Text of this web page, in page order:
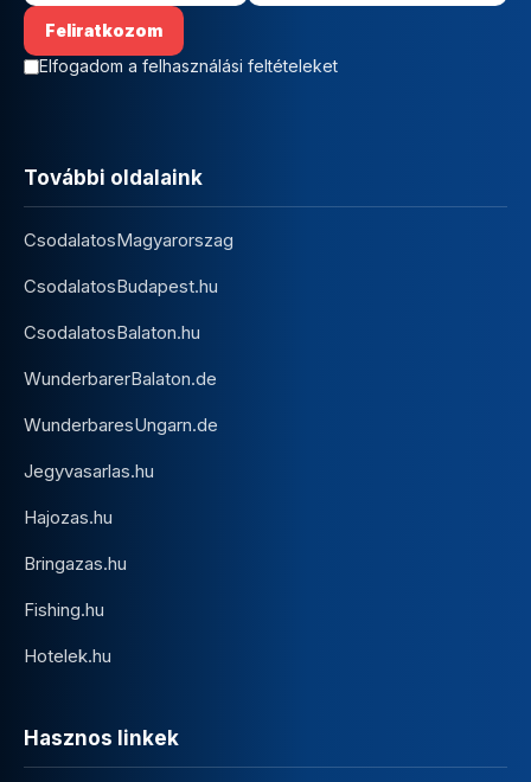
Elfogadom a felhasználási feltételeket
További oldalaink
CsodalatosMagyarorszag
CsodalatosBudapest.hu
CsodalatosBalaton.hu
WunderbarerBalaton.de
WunderbaresUngarn.de
Jegyvasarlas.hu
Hajozas.hu
Bringazas.hu
Fishing.hu
Hotelek.hu
Hasznos linkek